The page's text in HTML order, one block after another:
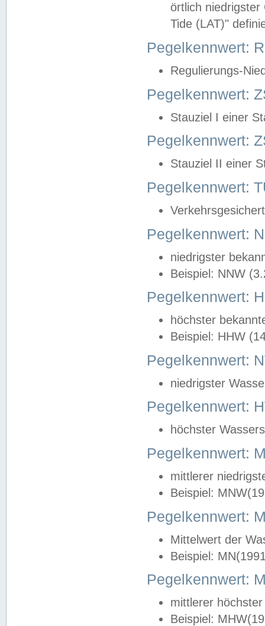
örtlich
Tide (LAT)"
Pegelkennwert:
Regulierungs-
Pegelkennwert:
Stauziel I einer
Pegelkennwert:
Stauziel II einer
Pegelkennwert:
Pegelkennwert:
niedrigster
Beispiel: NNW
Pegelkennwert:
höchster
Beispiel: HHW
Pegelkennwert:
niedrigster
Pegelkennwert:
höchster
Pegelkennwert:
mittlerer
Beispiel:
Pegelkennwert:
Mittelwert der
Beispiel:
Pegelkennwert:
mittlerer
Beispiel: